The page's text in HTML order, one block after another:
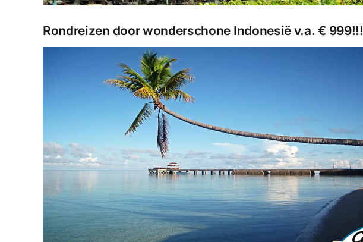
Rondreizen door wonderschone Indonesië v.a. € 999!!!